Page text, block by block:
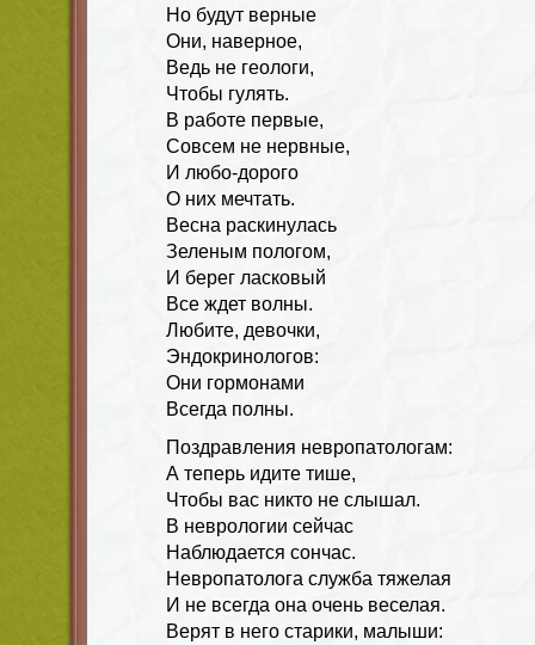
Но будут верные
Они, наверное,
Ведь не геологи,
Чтобы гулять.
В работе первые,
Совсем не нервные,
И любо-дорого
О них мечтать.
Весна раскинулась
Зеленым пологом,
И берег ласковый
Все ждет волны.
Любите, девочки,
Эндокринологов:
Они гормонами
Всегда полны.
Поздравления невропатологам:
А теперь идите тише,
Чтобы вас никто не слышал.
В неврологии сейчас
Наблюдается сончас.
Невропатолога служба тяжелая
И не всегда она очень веселая.
Верят в него старики, малыши: